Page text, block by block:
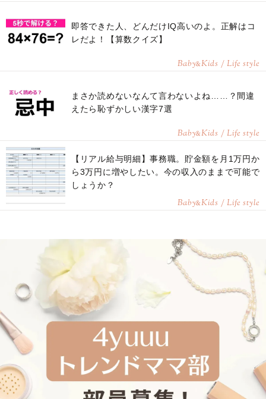
即答できた人、どんだけIQ高いのよ。正解はコ
レだよ！【算数クイズ】
Baby&Kids / Life style
まさか読めないなんて言わないよね……？間違
えたら恥ずかしい漢字7選
Baby&Kids / Life style
【リアル給与明細】事務職。貯金額を月1万円か
ら3万円に増やしたい。今の収入のままで可能で
しょうか？
Baby&Kids / Life style